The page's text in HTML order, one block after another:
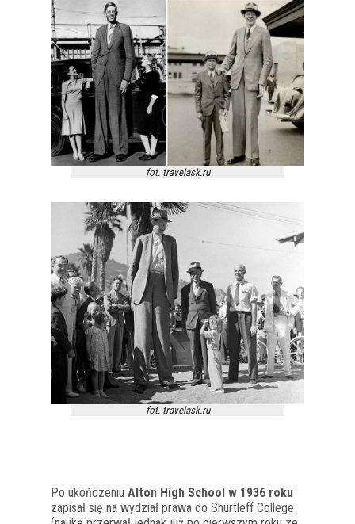
fot. travelask.ru
fot. travelask.ru
Po ukończeniu Alton High School w 1936 roku
zapisał się na wydział prawa do Shurtleff College